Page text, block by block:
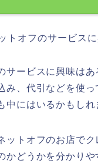
トオフのサービス
サービスに興味は
み、代引などを使
中にはいるかもしれ
ットオフのお店で
かどうかを分かりや